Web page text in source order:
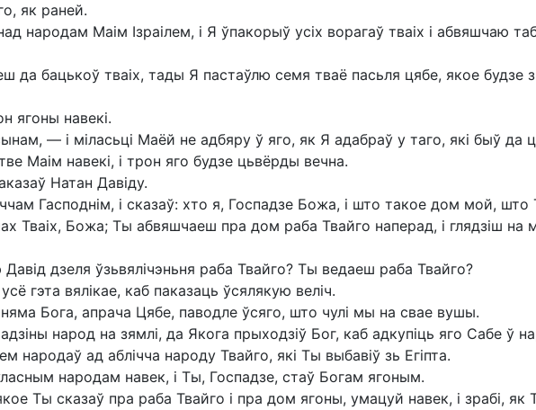
як раней.
народам Маім Ізраілем, і Я ўпакорыў усіх ворагаў тваіх і абвяшчаю
да бацькоў тваіх, тады Я пастаўлю семя тваё пасьля цябе, якое будзе
ягоны навекі.
— і міласьці Маёй не адбяру ў яго, як Я адабраў у таго, які быў да
Маім навекі, і трон яго будзе цьвёрды вечна.
Натан Давіду.
Гасподнім, і сказаў: хто я, Госпадзе Божа, і што такое дом мой, што
Тваіх, Божа; Ты абвяшчаеш пра дом раба Твайго наперад, і глядзіш на
дзеля ўзьвялічэньня раба Твайго? Ты ведаеш раба Твайго?
гэта вялікае, каб паказаць ўсялякую веліч.
Бога, апрача Цябе, паводле ўсяго, што чулі мы на свае вушы.
народ на зямлі, да Якога прыходзіў Бог, каб адкупіць яго Сабе ў
народаў ад аблічча народу Твайго, які Ты выбавіў зь Егіпта.
народам навек, і Ты, Госпадзе, стаў Богам ягоным.
Ты сказаў пра раба Твайго і пра дом ягоны, умацуй навек, і зрабі, як